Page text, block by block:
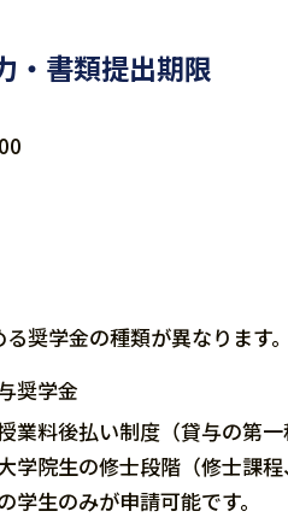
・書類提出期限
る奨学金の種類が異なりま
奨学金
業料後払い制度（貸与の第一
院生の修士段階（修士課
生のみが申請可能です。